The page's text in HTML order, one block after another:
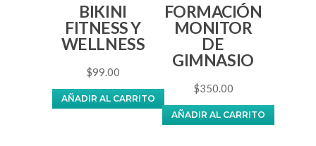
BIKINI
FITNESS Y
WELLNESS
$99.00
AÑADIR AL CARRITO
FORMACIÓN
MONITOR
DE
GIMNASIO
$350.00
AÑADIR AL CARRITO